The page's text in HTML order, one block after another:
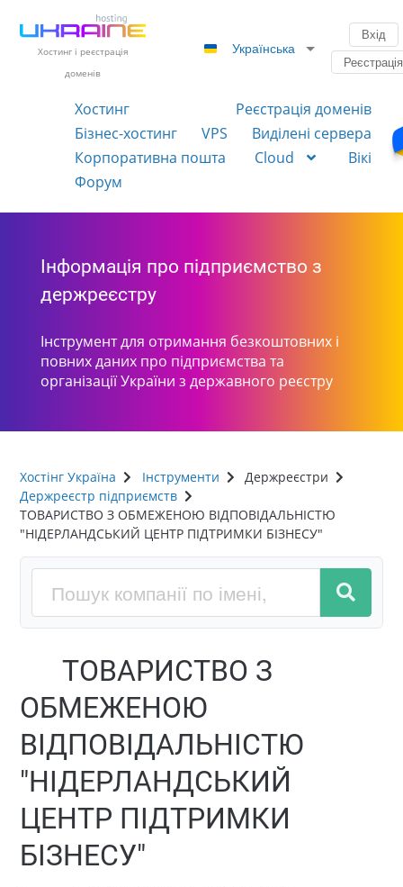
Хостинг і реєстрація
доменів
Українська
Вхід
Реєстрація
Хостинг
Реєстрація доменів
Бізнес-хостинг
VPS
Виділені сервера
Корпоративна пошта
Cloud
Вікі
Форум
Інформація про підприємство з
держреєстру
Інструмент для отримання безкоштовних і
повних даних про підприємства та
організації України з державного реєстру
Хостінг Україна Інструменти
Держреєстри
Держреєстр підприємств
ТОВАРИСТВО З ОБМЕЖЕНОЮ ВІДПОВІДАЛЬНІСТЮ
"НІДЕРЛАНДСЬКИЙ ЦЕНТР ПІДТРИМКИ БІЗНЕСУ"
ТОВАРИСТВО З
ОБМЕЖЕНОЮ
ВІДПОВІДАЛЬНІСТЮ
"НІДЕРЛАНДСЬКИЙ
ЦЕНТР ПІДТРИМКИ
БІЗНЕСУ"